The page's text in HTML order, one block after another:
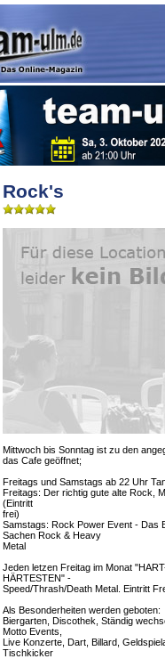
Rock's
Mittwoch bis Sonntag ist zu den
das Cafe geöffnet;
Freitags und Samstags ab 22 Uhr
Freitags: Der richtig gute alte Rock,
(Eintritt
frei)
Samstags: Rock Power Event - Das
Sachen Rock & Heavy
Metal
Jeden letzen Freitag im Monat
HÄRTESTEN" -
Speed/Thrash/Death Metal. Eintritt
Als Besonderheiten werden geboten:
Biergarten, Discothek, Ständig
Motto Events,
Live Konzerte, Dart, Billard,
Tischkicker